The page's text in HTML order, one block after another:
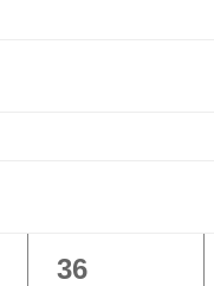
36